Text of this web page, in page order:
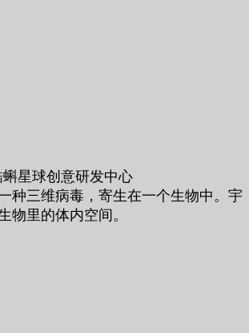
蝌星球创意研发中心
种三维病毒，寄生在一个生物中。宇
物里的体内空间。